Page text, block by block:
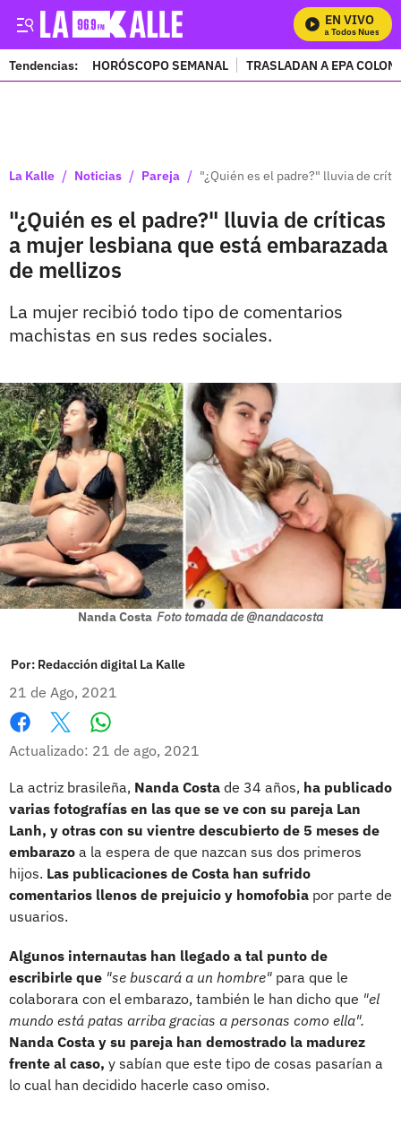
EN VIVO
Mira Todos Nuestros
Tendencias: HORÓSCOPO SEMANAL TRASLADAN A EPA
La Kalle / Noticias / Pareja / "¿Quién es el padre?" lluvia de
"¿Quién es el padre?" lluvia de críticas
a mujer lesbiana que está embarazada
de mellizos
La mujer recibió todo tipo de comentarios
machistas en sus redes sociales.
Nanda Costa Foto tomada de @nandacosta
Por: Redacción digital La Kalle
21 de Ago, 2021
Facebook
X
Actualizado: 21 de ago, 2021
La actriz brasileña, Nanda Costa de 34 años, ha publicado
varias fotografías en las que se ve con su pareja Lan
Lanh, y otras con su vientre descubierto de 5 meses de
embarazo a la espera de que nazcan sus dos primeros
hijos. Las publicaciones de Costa han sufrido
comentarios llenos de prejuicio y homofobia por parte de
usuarios.
Algunos internautas han llegado a tal punto de
escribirle que "se buscará a un hombre" para que le
colaborara con el embarazo, también le han dicho que "el
mundo está patas arriba gracias a personas como ella".
Nanda Costa y su pareja han demostrado la madurez
frente al caso, y sabían que este tipo de cosas pasarían a
lo cual han decidido hacerle caso omiso.